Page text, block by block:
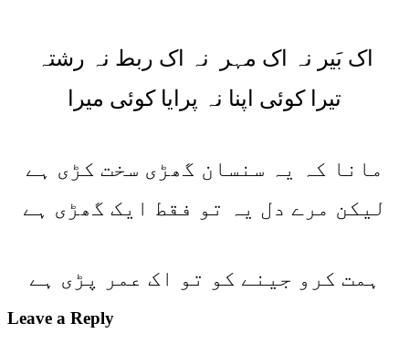
اک بَیر نہ اک مہر نہ اک ربط نہ رشتہ
تیرا کوئی اپنا نہ پرایا کوئی میرا
مانا کہ یہ سنسان گھڑی سخت کڑی ہے
لیکن مرے دل یہ تو فقط ایک گھڑی ہے
ہمت کرو جینے کو تو اک عمر پڑی ہے
Leave a Reply